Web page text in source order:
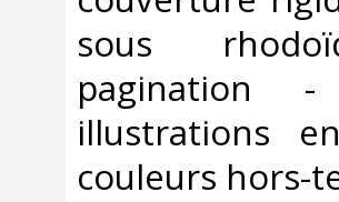
sous
pagination -
illustrations
couleurs hors-